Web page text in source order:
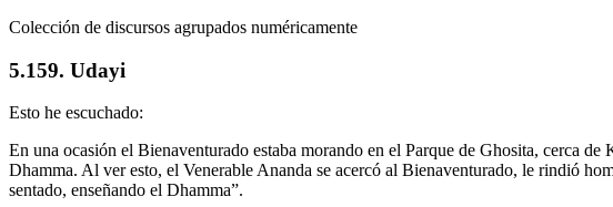
Colección de discursos agrupados numéricamente
5.159. Udayi
Esto he escuchado:
En una ocasión el Bienaventurado estaba morando en el Parque de Ghosita, cerca
Dhamma. Al ver esto, el Venerable Ananda se acercó al Bienaventurado, le rindió
sentado, enseñando el Dhamma”.